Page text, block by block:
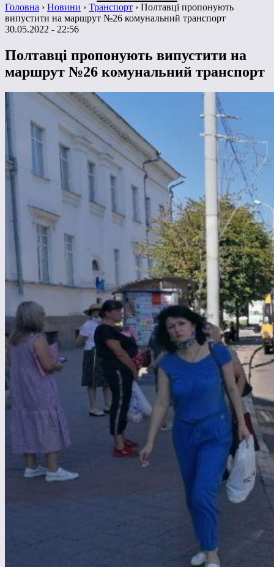
Головна › Новини › Транспорт › Полтавці пропонують
випустити на маршрут №26 комунальний транспорт
30.05.2022 - 22:56
Полтавці пропонують випустити на
маршрут №26 комунальний транспорт